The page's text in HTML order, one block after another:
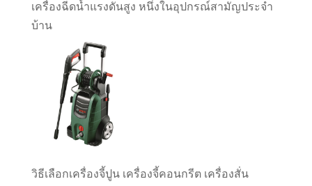
เครื่องฉีดน้ำแรงดันสูง หนึ่งในอุปกรณ์สามัญประจำ
บ้าน
วิธีเลือกเครื่องจี้ปูน เครื่องจี้คอนกรีต เครื่องสั่น